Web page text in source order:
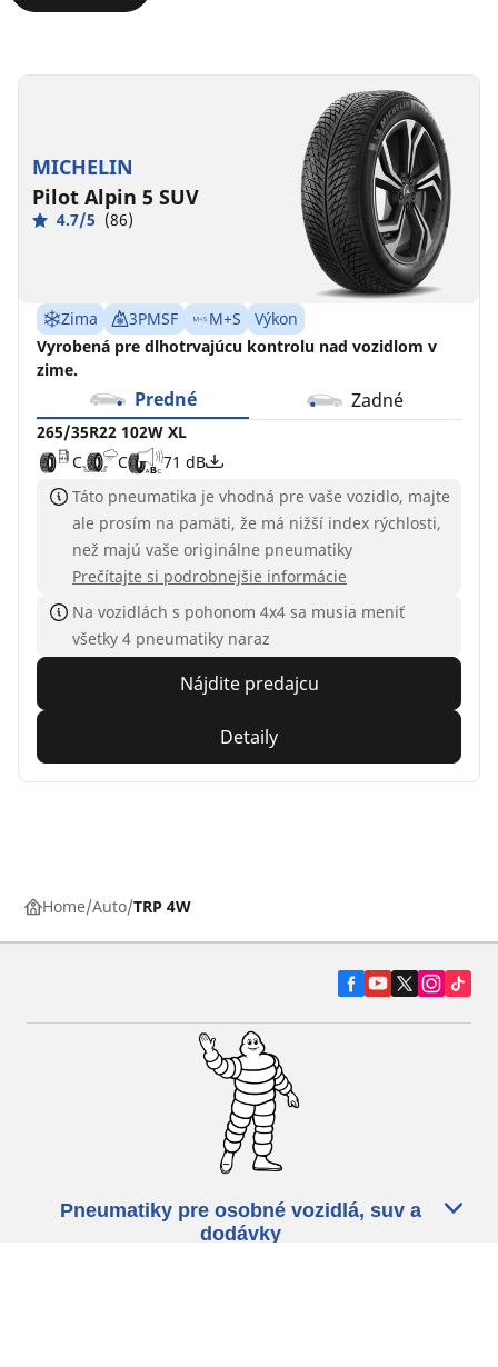
MICHELIN
Pilot Alpin 5 SUV
4.7/5 (86)
Zima 3PMSF M+S
Výkon
Vyrobená pre dlhotrvajúcu kontrolu nad vozidlom v
zime.
Predné Zadné
265/35R22 102W XL
C
C 71 dB
C
C
Táto pneumatika je vhodná pre vaše vozidlo, majte
ale prosím na pamäti, že má nižší index rýchlosti,
než majú vaše originálne pneumatiky
Prečítajte si podrobnejšie informácie
Na vozidlách s pohonom 4x4 sa musia meniť
všetky 4 pneumatiky naraz
Nájdite predajcu
Detaily
Home Auto TRP 4W
Pneumatiky pre osobné vozidlá, suv a
dodávky